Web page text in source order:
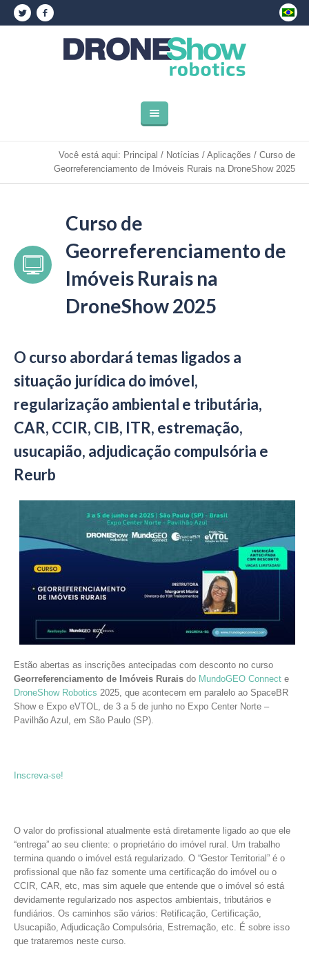
Você está aqui: Principal / Notícias / Aplicações / Curso de
Georreferenciamento de Imóveis Rurais na DroneShow 2025
Curso de
Georreferenciamento de
Imóveis Rurais na
DroneShow 2025
O curso abordará temas ligados a
situação jurídica do imóvel,
regularização ambiental e tributária,
CAR, CCIR, CIB, ITR, estremação,
usucapião, adjudicação compulsória e
Reurb
Estão abertas as inscrições antecipadas com desconto no curso
Georreferenciamento de Imóveis Rurais do MundoGEO Connect e
DroneShow Robotics 2025, que acontecem em paralelo ao SpaceBR
Show e Expo eVTOL, de 3 a 5 de junho no Expo Center Norte –
Pavilhão Azul, em São Paulo (SP).
Inscreva-se!
O valor do profissional atualmente está diretamente ligado ao que ele
“entrega” ao seu cliente: o proprietário do imóvel rural. Um trabalho
termina quando o imóvel está regularizado. O “Gestor Territorial” é o
profissional que não faz somente uma certificação do imóvel ou o
CCIR, CAR, etc, mas sim aquele que entende que o imóvel só está
devidamente regularizado nos aspectos ambientais, tributários e
fundiários. Os caminhos são vários: Retificação, Certificação,
Usucapião, Adjudicação Compulsória, Estremação, etc. É sobre isso
que trataremos neste curso.